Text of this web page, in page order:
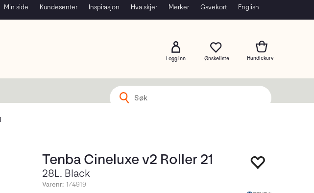
Min side Kundesenter Inspirasjon Hva skjer Merker Gavekort English
Logg inn
Tenba Cineluxe v2 Roller 21
28L. Black
Varenr: 174919